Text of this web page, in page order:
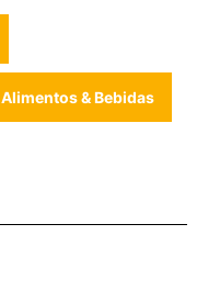
Alimentos & Bebidas